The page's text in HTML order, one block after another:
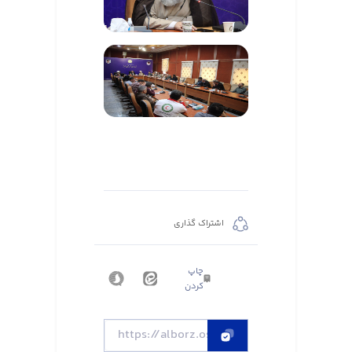
اشتراک گذاری
چاپ
کردن